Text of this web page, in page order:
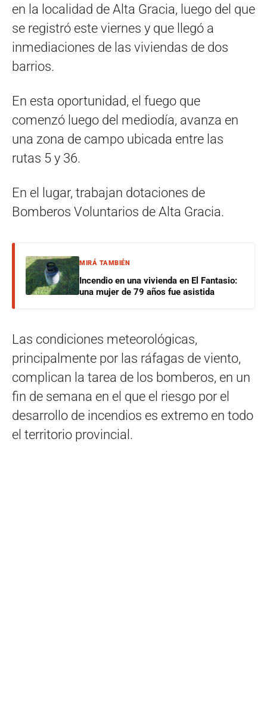
en la localidad de Alta Gracia, luego del que
se registró este viernes y que llegó a
inmediaciones de las viviendas de dos
barrios.
En esta oportunidad, el fuego que
comenzó luego del mediodía, avanza en
una zona de campo ubicada entre las
rutas 5 y 36.
En el lugar, trabajan dotaciones de
Bomberos Voluntarios de Alta Gracia.
MIRÁ TAMBIÉN
Incendio en una vivienda en El Fantasio:
una mujer de 79 años fue asistida
Las condiciones meteorológicas,
principalmente por las ráfagas de viento,
complican la tarea de los bomberos, en un
fin de semana en el que el riesgo por el
desarrollo de incendios es extremo en todo
el territorio provincial.